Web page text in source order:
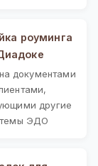
роуминга
документами
другие
ЭДО